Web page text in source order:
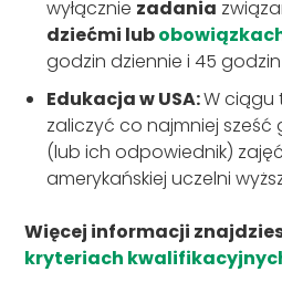
wyłącznie zadania
dziećmi lub
godzin dziennie i 45
Edukacja w USA:W ciągu
zaliczyć co najmniej
(lub ich odpowiednik)
amerykańskiej uczelni
Więcej informacji
kryteriach